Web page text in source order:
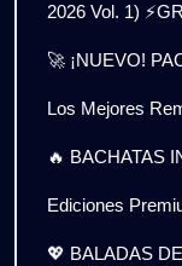
2026 Vol. 1)
🚀 ¡NUEVO!
Los Mejores
🔥 BACHATAS
Ediciones
💖 BALADAS